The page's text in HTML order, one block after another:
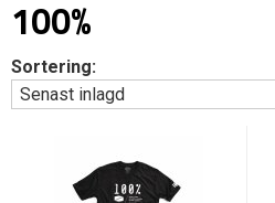
100%
Sortering: